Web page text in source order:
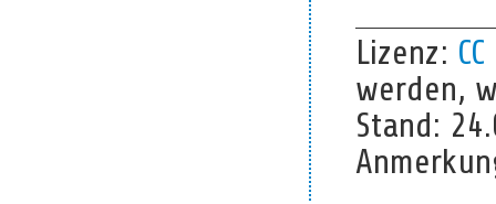
Lizenz:
werden,
Stand: